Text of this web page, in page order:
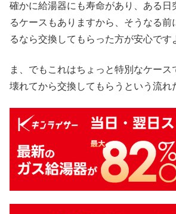
確かに給湯器にも寿命があり、ある日
るケースもありますから、そうなる前
るなら交換してもらった方が安心です
ま、でもこれはちょっと特別なケース
壊れてから交換してもらうという流れ